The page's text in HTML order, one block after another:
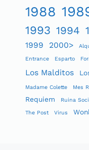
1988
1993 1994
1999 2000>
Entrance
Esparto
Los Malditos
Madame Colette Mes
Requiem Ruina
The Post
Virus